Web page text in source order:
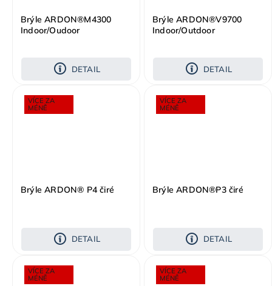
Brýle ARDON®M4300
Indoor/Oudoor
DETAIL
Brýle ARDON®V9700
Indoor/Outdoor
DETAIL
VÍCE ZA
MÉNĚ
Brýle ARDON® P4 čiré
DETAIL
VÍCE ZA
MÉNĚ
Brýle ARDON®P3 čiré
DETAIL
VÍCE ZA
MÉNĚ
VÍCE ZA
MÉNĚ